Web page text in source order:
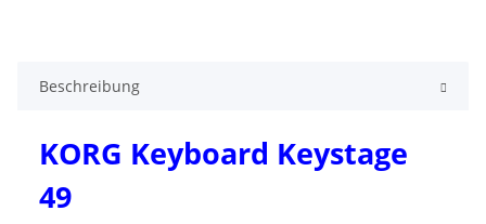
Beschreibung
KORG Keyboard Keystage
49